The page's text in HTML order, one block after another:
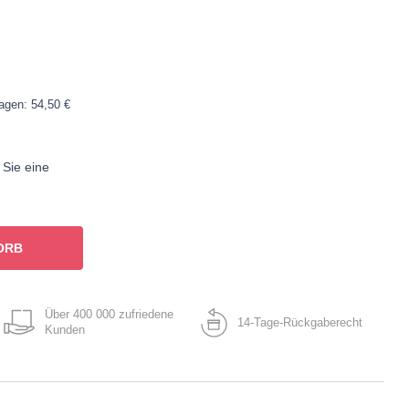
54,50 €
eine
Über 400 000 zufriedene
Kunden
14-Tage-Rückgaberecht